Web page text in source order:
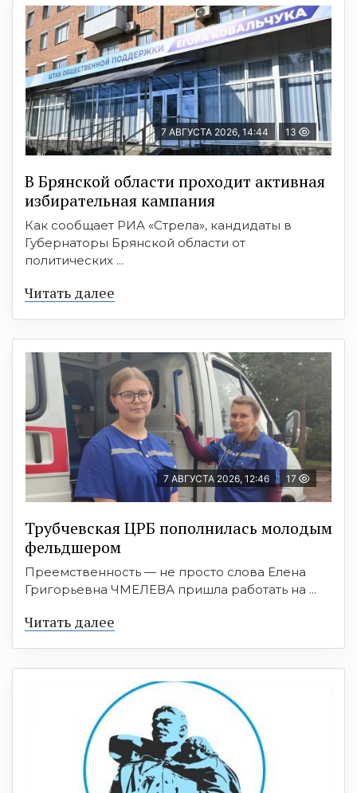
7 АВГУСТА 2026, 14:44 13
В Брянской области проходит активная
избирательная кампания
Как сообщает РИА «Стрела», кандидаты в
Губернаторы Брянской области от
политических ...
Читать далее
7 АВГУСТА 2026, 12:46 17
Трубчевская ЦРБ пополнилась молодым
фельдшером
Преемственность — не просто слова Елена
Григорьевна ЧМЕЛЕВА пришла работать на ...
Читать далее